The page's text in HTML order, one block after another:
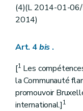
(4)(L 2014-01-06/
2014)
Art. 4bis .
[1 Les
la Communauté
promouvoir
international.]1